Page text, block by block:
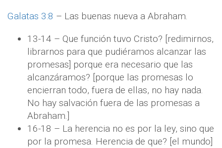
Galatas 3:8 – Las buenas nueva a Abraham.
13-14 – Que función tuvo Cristo? [redimirnos,
librarnos para que pudiéramos alcanzar las
promesas] porque era necesario que las
alcanzáramos? [porque las promesas lo
encierran todo, fuera de ellas, no hay nada.
No hay salvación fuera de las promesas a
Abraham.]
16-18 – La herencia no es por la ley, sino que
por la promesa. Herencia de que? [el mundo]